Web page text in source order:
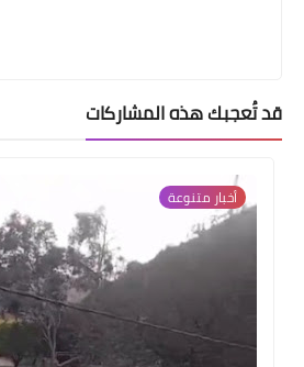
قد تُعجبك هذه المشاركات
أخبار ‏متنوعة